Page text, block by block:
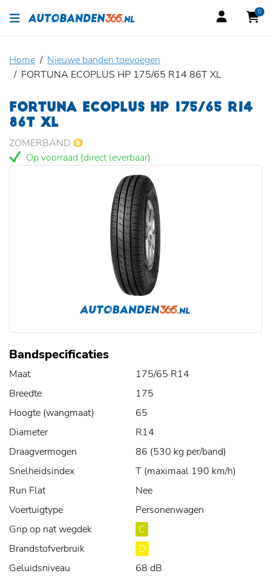
0
Home
Nieuwe banden toevoegen
FORTUNA ECOPLUS HP 175/65 R14 86T XL
FORTUNA ECOPLUS HP 175/65 R14
86T XL
ZOMERBAND
Op voorraad (direct leverbaar)
Bandspecificaties
Maat
175/65 R14
Breedte
175
Hoogte (wangmaat)
65
Diameter
R14
Draagvermogen
86 (530 kg per/band)
Snelheidsindex
T (maximaal 190 km/h)
Run Flat
Nee
Voertuigtype
Personenwagen
Grip op nat wegdek
C
Brandstofverbruik
D
Geluidsniveau
68 dB